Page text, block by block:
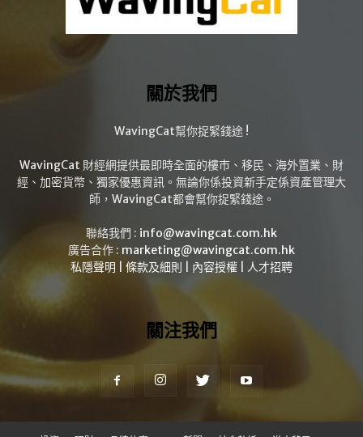
關於我們
WavingCat幫你捉緊錢途 !
WavingCat 財經網提供最即時全面的樓市、移民、海外置業、財
經、加密貨幣、獨家優惠資訊。無論你係投資新手定係資產管理大
師，WavingCat都會幫你捉緊錢途。
聯絡我們 : info@wavingcat.com.hk
廣告合作 : marketing@wavingcat.com.hk
私隱聲明
條款及細則 內容授權 人才招聘
關注我們